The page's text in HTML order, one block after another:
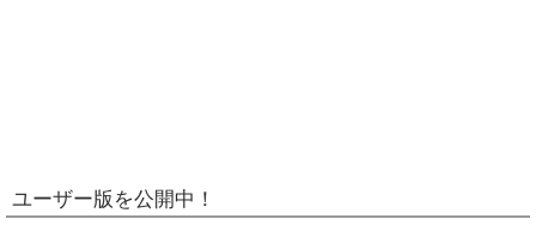
ユーザー版を公開中！